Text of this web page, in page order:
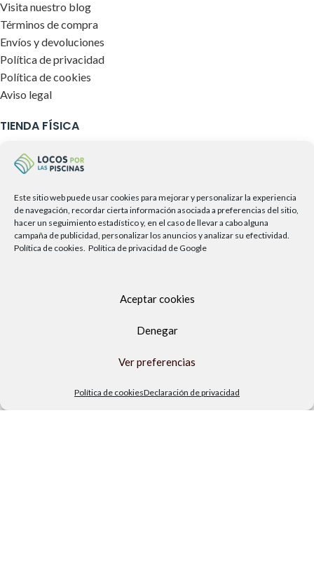
Este sitio web puede usar cookies para mejorar y personalizar la experiencia
de navegación, recordar cierta información asociada a preferencias del sitio,
hacer un seguimiento estadístico y, en el caso de llevar a cabo alguna
campaña de publicidad, personalizar los anuncios y analizar su efectividad.
Política de cookies. Política de privacidad de Google
Aceptar cookies
Denegar
Ver preferencias
Política de cookiesDeclaración de privacidad
Visita nuestro blog
Términos de compra
Envíos y devoluciones
Política de privacidad
Política de cookies
Aviso legal
TIENDA FÍSICA
29740 Torre del Mar, Málaga